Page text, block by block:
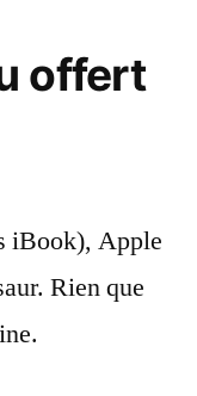
offert
iBook), Apple
Rien que